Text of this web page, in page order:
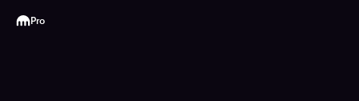
Kraken
Pro